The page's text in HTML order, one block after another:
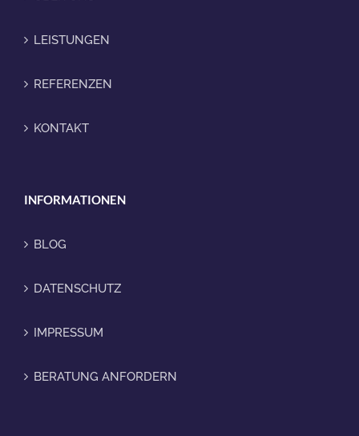
LEISTUNGEN
REFERENZEN
KONTAKT
INFORMATIONEN
BLOG
DATENSCHUTZ
IMPRESSUM
BERATUNG ANFORDERN